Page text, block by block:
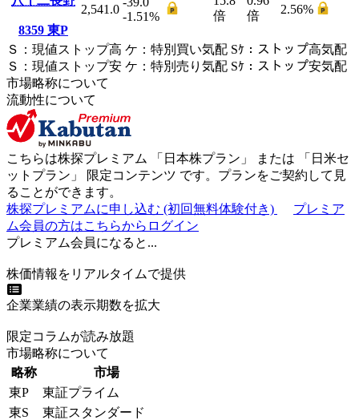
8359 東P
2,541.0
-1.51%
倍
倍
2.56%
Ｓ ： 現値ストップ高 ケ ： 特別買い気配 Sｹ ： ストップ高気配
Ｓ ： 現値ストップ安 ケ ： 特別売 り 気配 Sｹ ： ストップ安気配
市場略称について
流動性について
こちらは株探プレミアム 「 日本株プラン 」 または 「 日米セ
ットプラン 」 限定コンテンツ です。プランをご契約して見
ることができます。
株探プレミアムに申し込む (初回無料体験付き)
プレミア
ム会員の方はこちらからログイン
プレミアム会員になると...
株価情報をリアルタイムで提供
企業業績の表示期数を拡大
限定コラムが読み放題
市場略称について
略称
市場
東P
東証プライム
東S
東証スタンダード